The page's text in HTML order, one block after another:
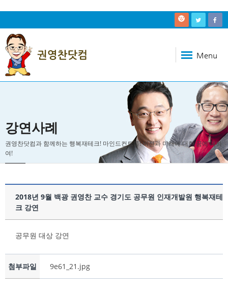
Menu
강연사례
권영찬닷컴과 함께하는 행복재테크! 마인드컨트롤! 비전과 미래에 대한 꿈에 대하
여!
2018년 9월 백광 권영찬 교수 경기도 공무원 인재개발원 행복재테
크 강연
공무원 대상 강연
첨부파일 9e61_21.jpg